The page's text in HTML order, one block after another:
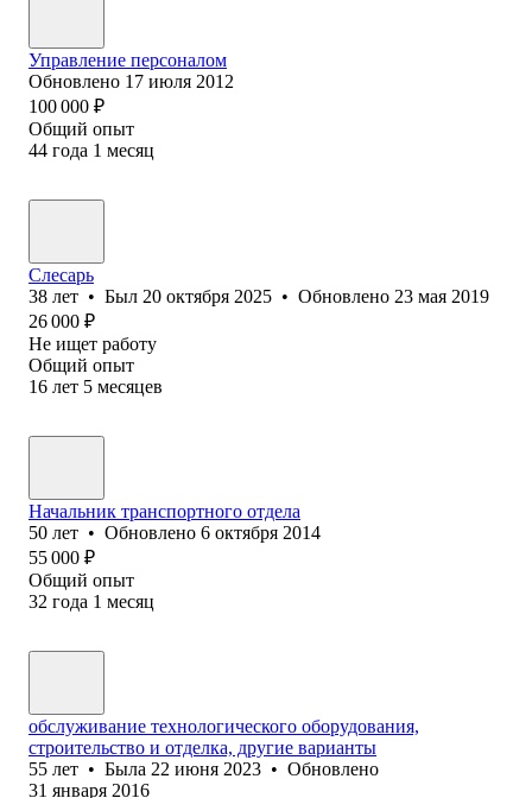
Управление персоналом
Обновлено 17 июля 2012
100 000 ₽
Общий опыт
44 года 1 месяц
Слесарь
38 лет • Был 20 октября 2025 • Обновлено 23 мая 2019
26 000 ₽
Не ищет работу
Общий опыт
16 лет 5 месяцев
Начальник транспортного отдела
50 лет • Обновлено 6 октября 2014
55 000 ₽
Общий опыт
32 года 1 месяц
обслуживание технологического оборудования,
строительство и отделка, другие варианты
55 лет • Была 22 июня 2023 • Обновлено
31 января 2016